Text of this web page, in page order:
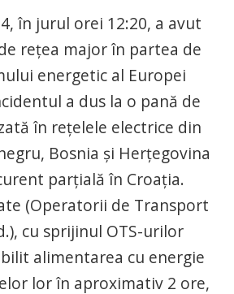
în jurul orei 12:20, a avut
rețea major în partea de
energetic al Europei
a dus la o pană de
în rețelele electrice din
Bosnia și Herțegovina
parțială în Croația.
(Operatorii de Transport
cu sprijinul OTS-urilor
alimentarea cu energie
lor în aproximativ 2 ore,